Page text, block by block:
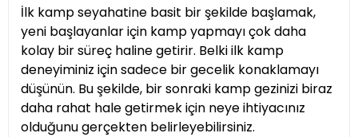
İlk kamp seyahatine basit bir şekilde başlamak,
yeni başlayanlar için kamp yapmayı çok daha
kolay bir süreç haline getirir. Belki ilk kamp
deneyiminiz için sadece bir gecelik konaklamayı
düşünün. Bu şekilde, bir sonraki kamp gezinizi biraz
daha rahat hale getirmek için neye ihtiyacınız
olduğunu gerçekten belirleyebilirsiniz.